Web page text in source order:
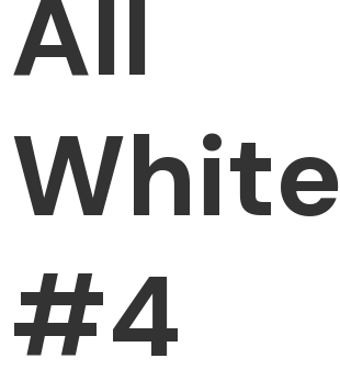
All
White
#4